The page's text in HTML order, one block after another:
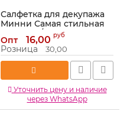
Салфетка для декупажа
Минни Самая стильная
33см 2шт/уп 1194232
Артикул: 1194232
Опт 16,00 руб
Розница 30,00
Уточнить цену и наличие
через WhatsApp